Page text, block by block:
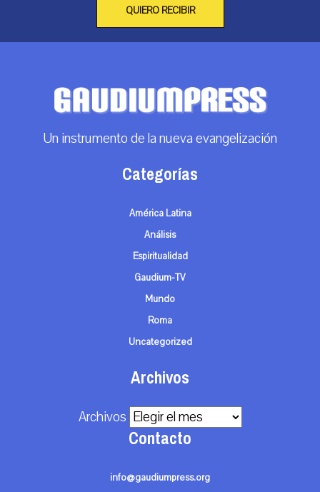
QUIERO RECIBIR
Un instrumento de la nueva evangelización
Categorías
América Latina
Análisis
Espiritualidad
Gaudium-TV
Mundo
Roma
Uncategorized
Archivos
Archivos
Contacto
info@gaudiumpress.org